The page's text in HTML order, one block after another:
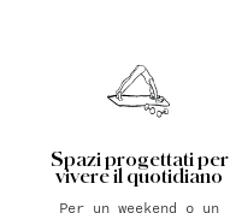
Spazi progettati per
vivere il quotidiano
Per un weekend o un